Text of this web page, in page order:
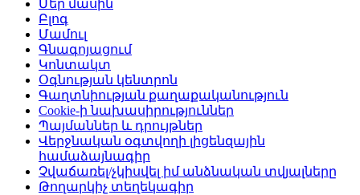
Մեր մասին
Բլոգ
Մամուլ
Գնագոյացում
Կոնտակտ
Օգնության կենտրոն
Գաղտնիության քաղաքականություն
Cookie-ի նախասիրություններ
Պայմաններ և դրույթներ
Վերջնական օգտվողի լիցենզային
համաձայնագիր
Չվաճառել/չկիսվել իմ անձնական տվյալները
Թողարկիչ տեղեկագիր